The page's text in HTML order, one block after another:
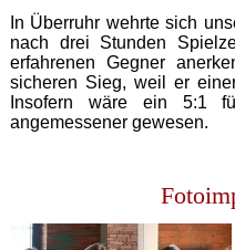
In Überruhr wehrte sich
nach drei Stunden
erfahrenen Gegner
sicheren Sieg, weil er
Insofern wäre ein 5:1
angemessener gewesen.